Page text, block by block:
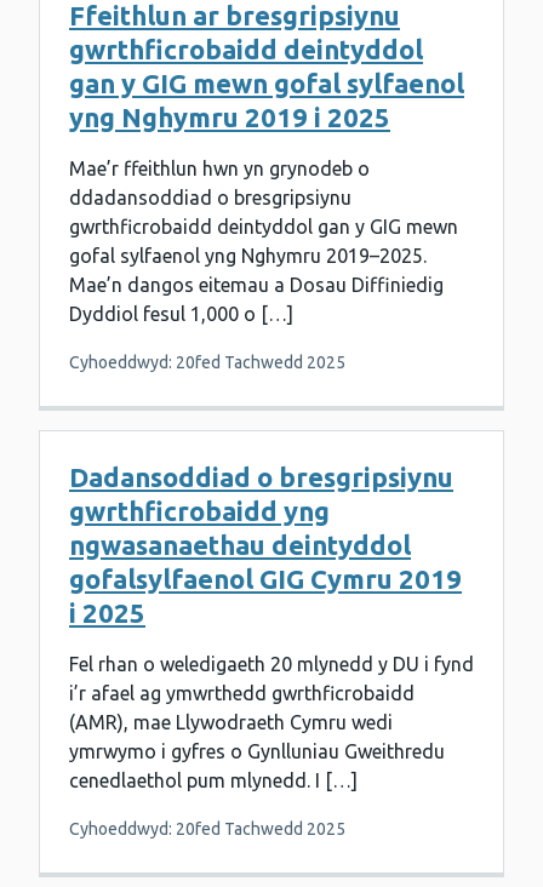
Ffeithlun ar bresgripsiynu
gwrthficrobaidd deintyddol
gan y GIG mewn gofal sylfaenol
yng Nghymru 2019 i 2025
Mae’r ffeithlun hwn yn grynodeb o
ddadansoddiad o bresgripsiynu
gwrthficrobaidd deintyddol gan y GIG mewn
gofal sylfaenol yng Nghymru 2019–2025.
Mae’n dangos eitemau a Dosau Diffiniedig
Dyddiol fesul 1,000 o […]
Cyhoeddwyd: 20fed Tachwedd 2025
Dadansoddiad o bresgripsiynu
gwrthficrobaidd yng
ngwasanaethau deintyddol
gofalsylfaenol GIG Cymru 2019
i 2025
Fel rhan o weledigaeth 20 mlynedd y DU i fynd
i’r afael ag ymwrthedd gwrthficrobaidd
(AMR), mae Llywodraeth Cymru wedi
ymrwymo i gyfres o Gynlluniau Gweithredu
cenedlaethol pum mlynedd. I […]
Cyhoeddwyd: 20fed Tachwedd 2025